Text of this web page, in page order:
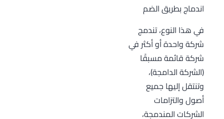
اندماج بطريق الضم
في هذا النوع، تندمج
شركة واحدة أو أكثر في
شركة قائمة مسبقًا
(الشركة الدامجة)،
وتنتقل إليها جميع
أصول والتزامات
الشركات المندمجة،